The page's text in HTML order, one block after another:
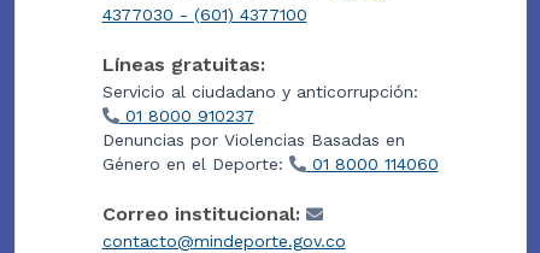
4377030 - (601) 4377100
Líneas gratuitas:
Servicio al ciudadano y anticorrupción:
01 8000 910237
Denuncias por Violencias Basadas en
Género en el Deporte:
01 8000 114060
Correo institucional:
contacto@mindeporte.gov.co